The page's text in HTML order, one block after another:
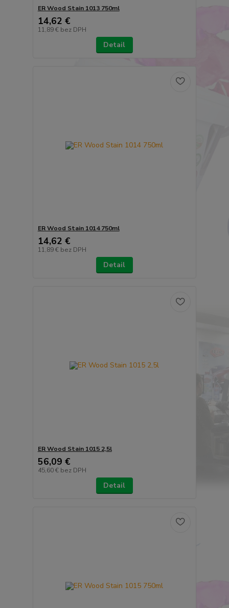
ER Wood Stain 1013 750ml
14,62 €
11,89 € bez DPH
Detail
ER Wood Stain 1014 750ml
14,62 €
11,89 € bez DPH
Detail
ER Wood Stain 1015 2,5l
56,09 €
45,60 € bez DPH
Detail